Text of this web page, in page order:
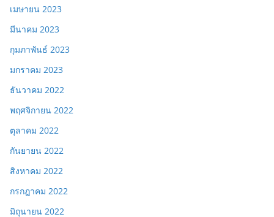
เมษายน 2023
มีนาคม 2023
กุมภาพันธ์ 2023
มกราคม 2023
ธันวาคม 2022
พฤศจิกายน 2022
ตุลาคม 2022
กันยายน 2022
สิงหาคม 2022
กรกฎาคม 2022
มิถุนายน 2022